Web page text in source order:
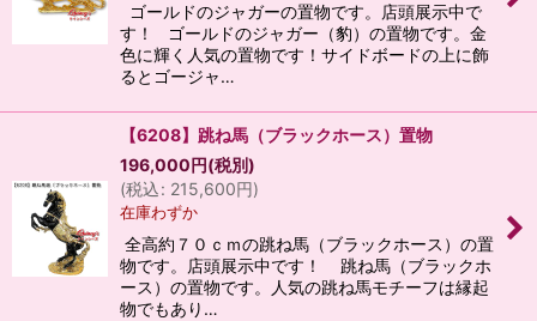
ゴールドのジャガーの置物です。店頭展示中で
す！ ゴールドのジャガー（豹）の置物です。金
色に輝く人気の置物です！サイドボードの上に飾
るとゴージャ…
【6208】跳ね馬（ブラックホース）置物
196,000 円(税別)
(税込: 215,600円)
在庫わずか
全高約７０ｃｍの跳ね馬（ブラックホース）の置
物です。店頭展示中です！ 跳ね馬（ブラックホ
ース）の置物です。人気の跳ね馬モチーフは縁起
物でもあり…